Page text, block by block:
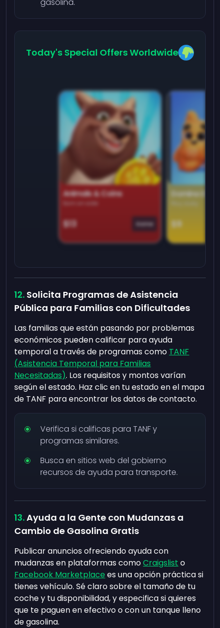
Today's Special Offers Worldwide
Animals & Coins
Earn on side
$13 Game
Domino
$9
Solicita Programas de Asistencia
Pública para Familias con Dificultades
Las familias que están pasando por problemas
económicos pueden calificar para ayuda
temporal a través de programas como TANF
(Asistencia Temporal para Familias
Necesitadas). Los requisitos y montos varían
según el estado. Haz clic en tu estado en el mapa
de TANF para encontrar los datos de contacto.
Verifica si calificas para TANF y
programas similares.
Busca en sitios web del gobierno
recursos de ayuda para transporte.
Ayuda a la Gente con Mudanzas a
Cambio de Gasolina Gratis
Publicar anuncios ofreciendo ayuda con
mudanzas en plataformas comoCraigslist o
Facebook Marketplace es una opción práctica si
tienes vehículo. Sé claro sobre el tamaño de tu
coche y tu disponibilidad, y especifica si quieres
que te paguen en efectivo o con un tanque lleno
de gasolina.